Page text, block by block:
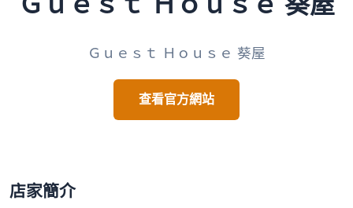
Ｇｕｅｓｔ Ｈｏｕｓｅ 葵屋
查看官方網站
店家簡介